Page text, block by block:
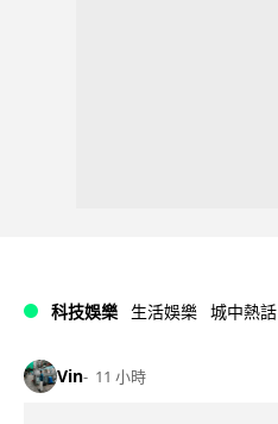
科技娛樂 生活娛樂 城中熱話
Vin 11 小時